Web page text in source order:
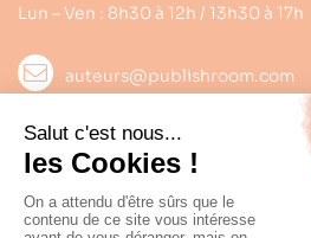
Lun – Ven : 8h30 à 12h / 13h30 à 17h
auteurs@publishroom.com
Informations
Suivez nous